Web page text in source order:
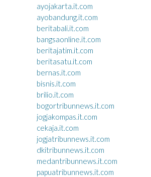
ayojakarta.it.com
ayobandung.it.com
beritabali.it.com
bangsaonline.it.com
beritajatim.it.com
beritasatu.it.com
bernas.it.com
bisnis.it.com
brilio.it.com
bogortribunnews.it.com
jogjakompas.it.com
cekaja.it.com
jogjatribunnews.it.com
dkitribunnews.it.com
medantribunnews.it.com
papuatribunnews.it.com